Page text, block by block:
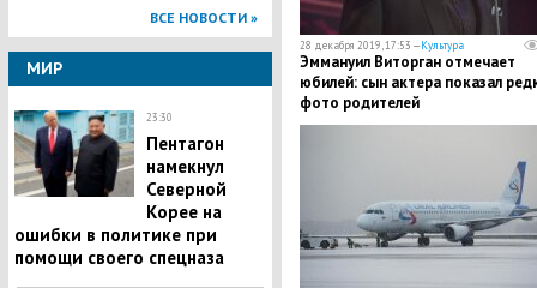
ВСЕ НОВОСТИ »
МИР
23:30
Пентагон
намекнул
Северной
Корее на
ошибки в политике при
помощи своего спецназа
28 декабря 2019, 17:53 —Культура
​Эммануил Виторган отмечает
юбилей: сын актера показал
фото родителей